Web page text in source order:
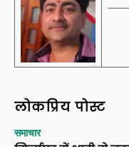
लोकप्रिय पोस्ट
समाचार